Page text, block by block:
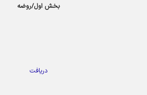
بخش اول/روضه
دریافت